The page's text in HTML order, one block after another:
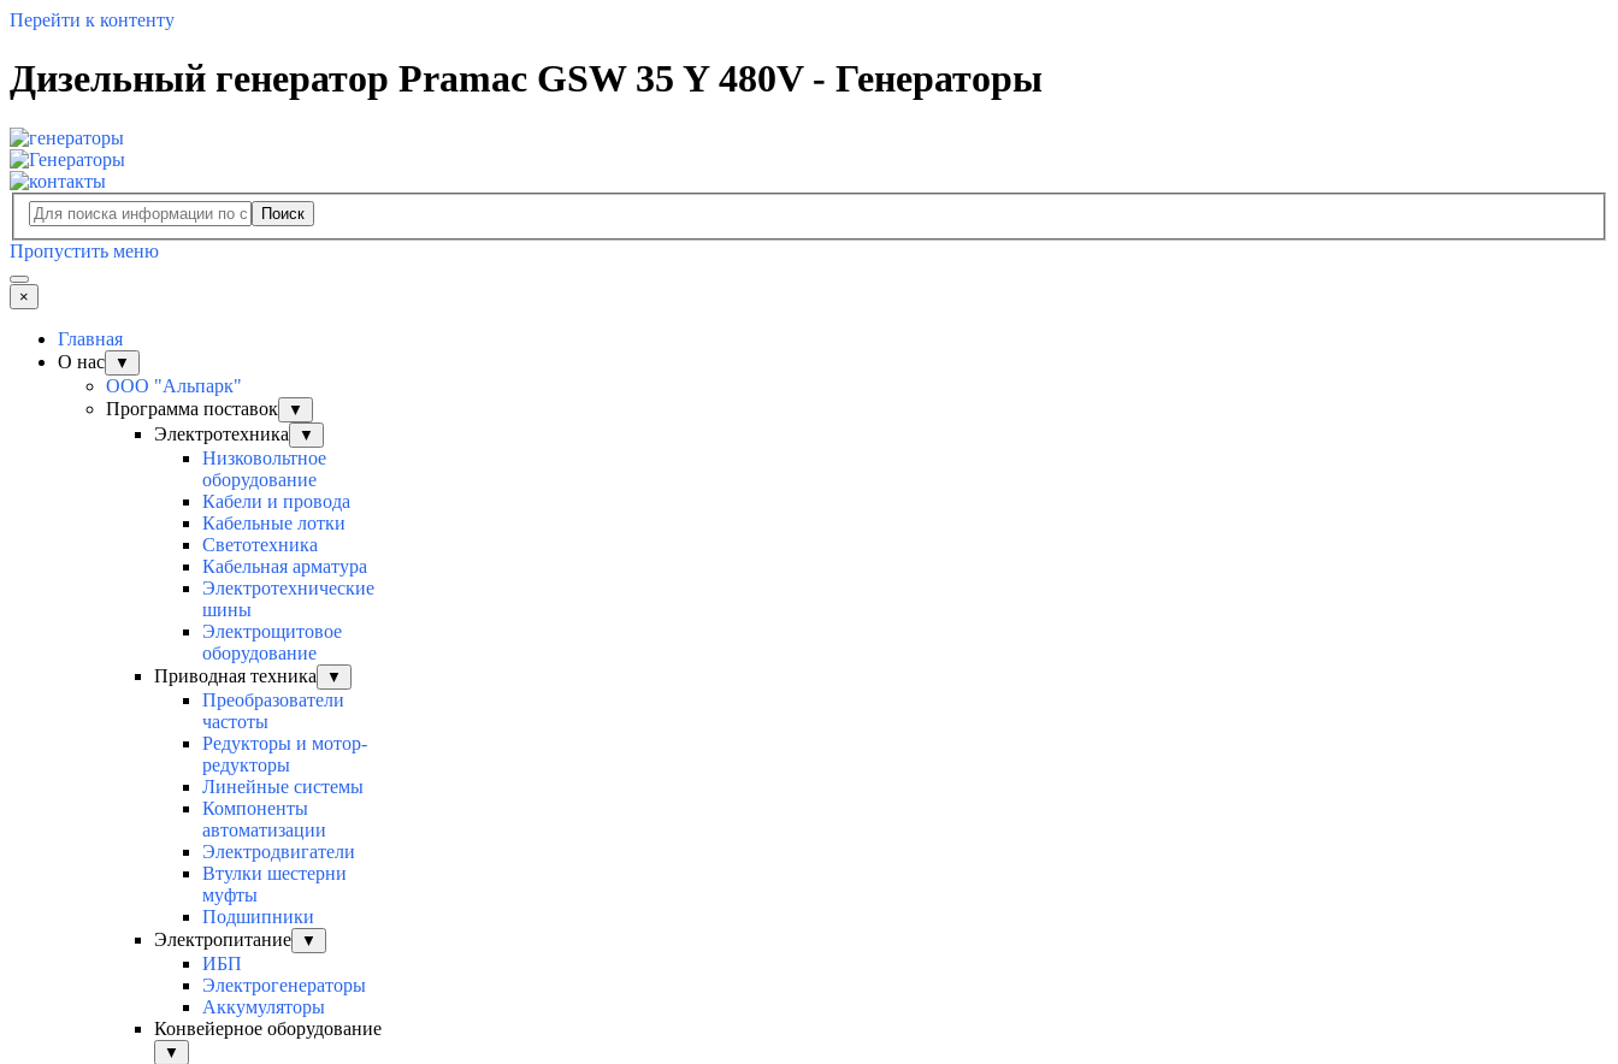
Перейти к контенту
Дизельный генератор Pramac GSW 35 Y 480V - Генераторы
Поиск
Пропустить меню
×
Главная
О нас
▼
ООО "Альпарк"
Программа поставок
▼
Электротехника ▼
Низковольтное
оборудование
Кабели и провода
Кабельные лотки
Светотехника
Кабельная арматура
Электротехнические
шины
Электрощитовое
оборудование
Приводная техника
▼
Преобразователи
частоты
Редукторы и мотор-
редукторы
Линейные системы
Компоненты
автоматизации
Электродвигатели
Втулки шестерни
муфты
Подшипники
Электропитание
▼
ИБП
Электрогенераторы
Аккумуляторы
Конвейерное оборудование
▼